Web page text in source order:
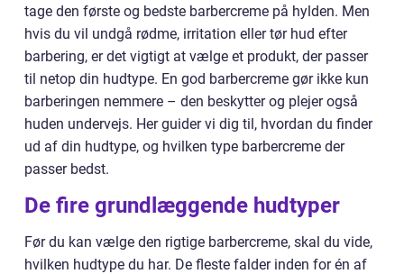
tage den første og bedste barbercreme på hylden. Men
hvis du vil undgå rødme, irritation eller tør hud efter
barbering, er det vigtigt at vælge et produkt, der passer
til netop din hudtype. En god barbercreme gør ikke kun
barberingen nemmere – den beskytter og plejer også
huden undervejs. Her guider vi dig til, hvordan du finder
ud af din hudtype, og hvilken type barbercreme der
passer bedst.
De fire grundlæggende hudtyper
Før du kan vælge den rigtige barbercreme, skal du vide,
hvilken hudtype du har. De fleste falder inden for én af